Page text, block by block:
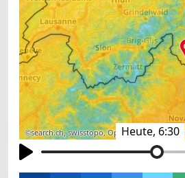
Heute, 6:30
©search.ch,swisstopo,OpenStreetMap,